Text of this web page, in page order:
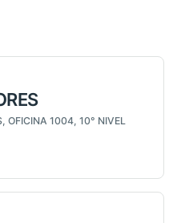
OFICINA 1004, 10° NIVEL